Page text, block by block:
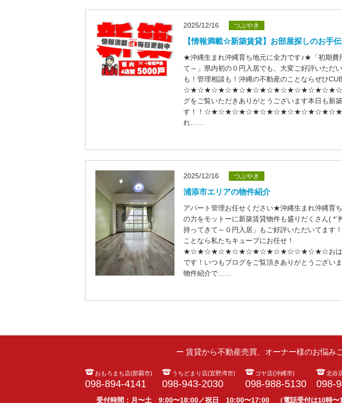
2025/12/16 つぶやき
【情報満載☆新築賃貸】お部屋探しのお手
★沖縄生まれ沖縄育ち地元に全力です♪★「初期費
て～」県内初の０円入居でも、大変ご好評いただ
も！管理相談も！沖縄の不動産のことならぜひ
グをご覧いただきありがとうございます本日も新
す！！
れ……
2025/12/16 つぶやき
浦添市エリアの物件紹介
アパート管理お任せください★沖縄生まれ沖縄育
の力をモットーに新築賃貸物件も盛りだくさん( *´
持ってきて～０円入居」もご好評いただいてます
ことなら私たちキューブにお任せ！
★☆★☆★☆★☆★☆★☆★☆★☆☆★☆★☆おはよう
です！いつもブログをご覧頂きありがとうござい
物件紹介で……
ー 賃貸から不動産売買、オーナー様のお悩み
おもろまち店(那覇市)
098-894-4141
うちどまり店(宜野湾市)
098-943-2030
ゴヤ店(沖縄市)
098-988-5130
北谷
098-
受付時間：月〜土 9:00〜18:00／祝日 10:00〜17:00 （電話受付は10時〜